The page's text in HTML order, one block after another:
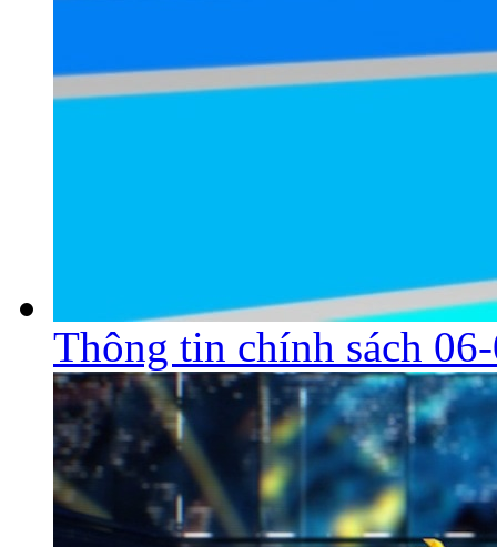
Thông tin chính sách